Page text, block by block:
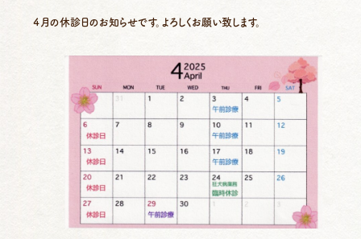
４月の休診日のお知らせです。よろしくお願い致します。